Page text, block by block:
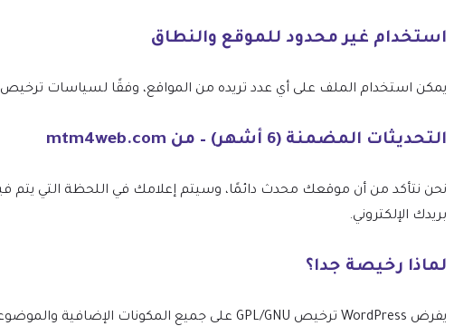
استخدام غير محدود للموقع والنطاق
يمكن استخدام الملف على أي عدد تريده من المواقع، وفقًا لسياسات ترخيص GPL الخاصة بـ WordPress.
التحديثات المضمنة (6 أشهر) – من mtm4web.com
بريدك الإلكتروني.
لماذا رخيصة جدا؟